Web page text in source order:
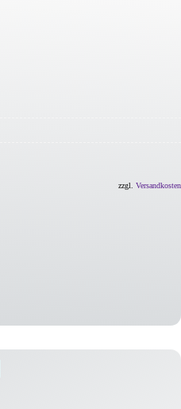
zzgl. Versandkosten